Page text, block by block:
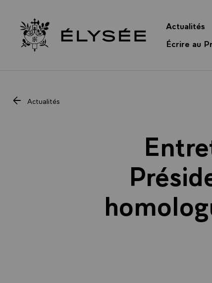
Retour à l’accueil Élysée
Actualités
Écrire au
Actualités